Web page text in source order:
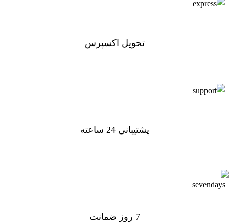
تحویل اکسپرس
پشتیبانی 24 ساعته
7 روز ضمانت